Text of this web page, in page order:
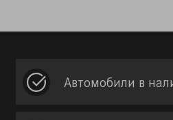
Автомобили в